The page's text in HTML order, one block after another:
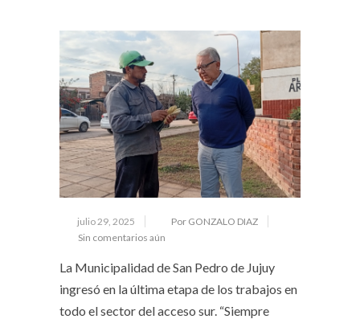
julio 29, 2025
Por GONZALO DIAZ
Sin comentarios aún
La Municipalidad de San Pedro de Jujuy
ingresó en la última etapa de los trabajos en
todo el sector del acceso sur. “Siempre